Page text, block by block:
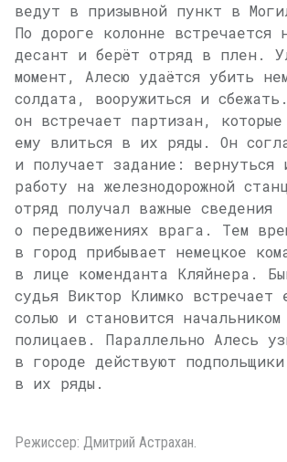
ведут в призывной пункт в
По дороге колонне встречается
десант и берёт отряд в плен.
момент, Алесю удаётся убить
солдата, вооружиться и
он встречает партизан,
ему влиться в их ряды. Он
и получает задание: вернуться
работу на железнодорожной
отряд получал важные сведения
о передвижениях врага. Тем
в город прибывает немецкое
в лице коменданта Кляйнера.
судья Виктор Климко встречает
солью и становится начальником
полицаев. Параллельно Алесь
в городе действуют
в их ряды.
Режиссер: Дмитрий Астрахан.